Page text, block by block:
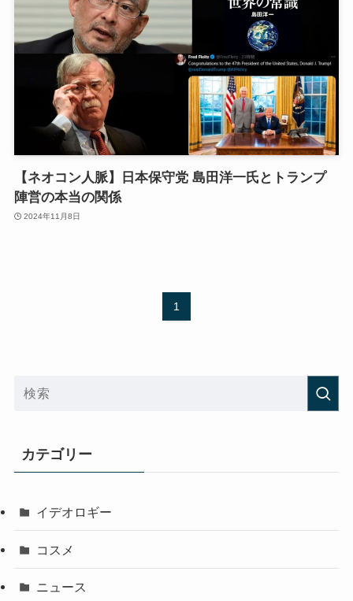
【ネオコン人脈】日本保守党 島田洋一氏とトランプ
陣営の本当の関係
2024年11月8日
1
カテゴリー
イデオロギー
コスメ
ニュース